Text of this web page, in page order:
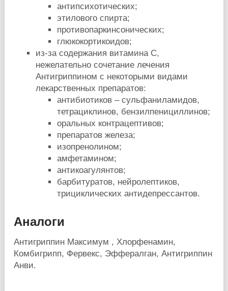
антипсихотических;
этилового спирта;
противопаркинсонических;
глюкокортикоидов;
из-за содержания витамина С,
нежелательно сочетание лечения
Антигриппином с некоторыми видами
лекарственных препаратов:
антибиотиков – сульфаниламидов,
тетрациклинов, бензилпенициллинов;
оральных контрацептивов;
препаратов железа;
изопренолином;
амфетамином;
антикоагулянтов;
барбитуратов, нейролептиков,
трициклических антидепрессантов.
Аналоги
Антигриппин Максимум , Хлорфенамин,
Комбигрипп, Фервекс, Эффералган, Антигриппин
Анви.